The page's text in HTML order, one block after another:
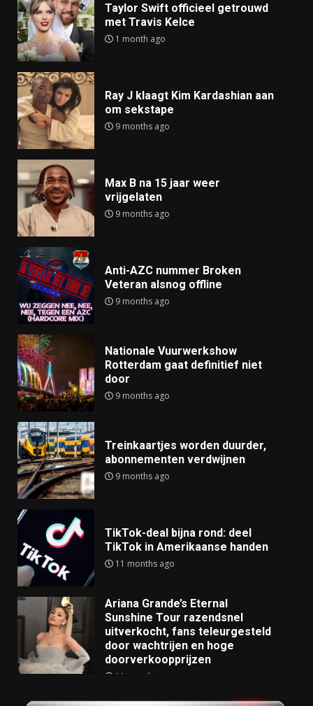
Taylor Swift officieel getrouwd
met Travis Kelce
1 month ago
Ray J klaagt Kim Kardashian aan
om sekstape
9 months ago
Max B na 15 jaar weer
vrijgelaten
9 months ago
Anti-AZC nummer Broken
Veteran alsnog offline
9 months ago
Nationale Vuurwerkshow
Rotterdam gaat definitief niet
door
9 months ago
Treinkaartjes worden duurder,
abonnementen verdwijnen
9 months ago
TikTok-deal bijna rond: deel
TikTok in Amerikaanse handen
11 months ago
Ariana Grande’s Eternal
Sunshine Tour razendsnel
uitverkocht, fans teleurgesteld
door wachtrijen en hoge
doorverkoopprijzen
11 months ago